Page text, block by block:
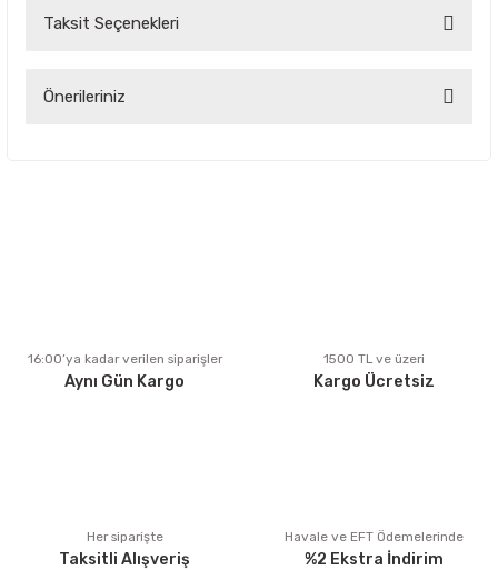
Bu ürüne ilk yorumu siz yapın!
Taksit Seçenekleri
Önerileriniz
Ürün fiyatı diğer sitelerden daha pahalı.
Bu ürüne benzer farklı alternatifler olmalı.
16:00’ya kadar verilen siparişler
Aynı Gün Kargo
1500 TL ve üzeri
Kargo Ücretsiz
Her siparişte
Taksitli Alışveriş
Havale ve EFT Ödemelerinde
%2 Ekstra İndirim